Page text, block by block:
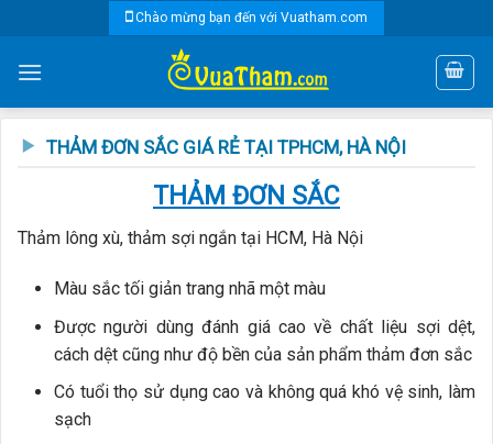
content
Chào mừng bạn đến với Vuatham.com
THẢM ĐƠN SẮC GIÁ RẺ TẠI TPHCM, HÀ NỘI
THẢM ĐƠN SẮC
Thảm lông xù, thảm sợi ngắn tại HCM, Hà Nội
Màu sắc tối giản trang nhã một màu
Được người dùng đánh giá cao về chất liệu sợi dệt,
cách dệt cũng như độ bền của sản phẩm thảm đơn sắc
Có tuổi thọ sử dụng cao và không quá khó vệ sinh, làm
sạch